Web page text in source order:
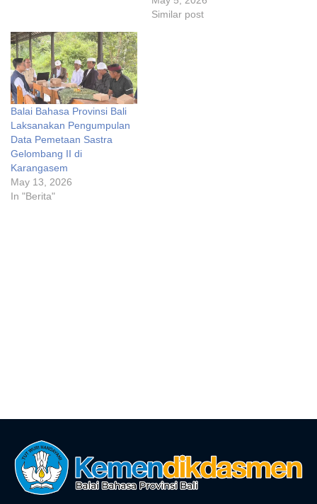
Similar post
Balai Bahasa Provinsi Bali
Laksanakan Pengumpulan
Data Pemetaan Sastra
Gelombang II di
Karangasem
May 13, 2026
In "Berita"